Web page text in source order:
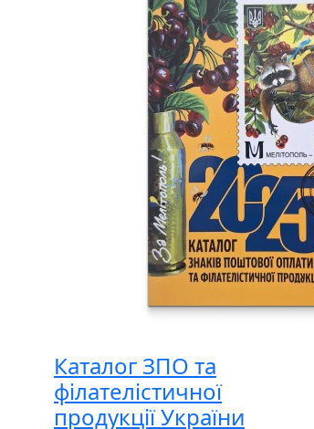
Каталог ЗПО та
філателістичної
продукції України